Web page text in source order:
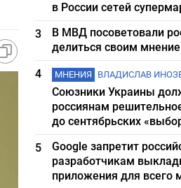
в России сетей
3
В МВД посоветовали
делиться своим
4
МНЕНИЯ ВЛАДИСЛАВ
Союзники Украины
россиянам
до сентябрьских
5
Google запретит
разработчикам
приложения для всего